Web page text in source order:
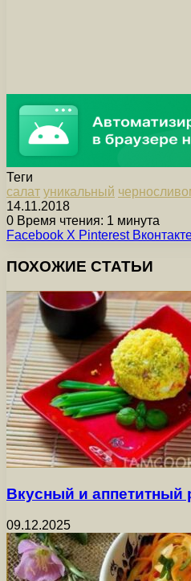
Теги
салат уникальный
14.11.2018
0 Время чтения: 1 минута
Facebook X Pinterest
ПОХОЖИЕ СТАТЬИ
Вкусный и аппетитный
09.12.2025